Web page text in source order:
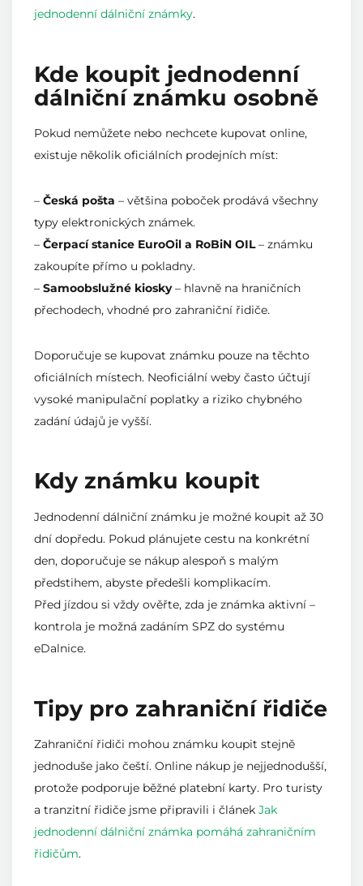
jednodenní dálniční známky.
Kde koupit jednodenní
dálniční známku osobně
Pokud nemůžete nebo nechcete kupovat online,
existuje několik oficiálních prodejních míst:
– Česká pošta – většina poboček prodává všechny
typy elektronických známek.
– Čerpací stanice EuroOil a RoBiN OIL– známku
zakoupíte přímo u pokladny.
– Samoobslužné kiosky– hlavně na hraničních
přechodech, vhodné pro zahraniční řidiče.
Doporučuje se kupovat známku pouze na těchto
oficiálních místech. Neoficiální weby často účtují
vysoké manipulační poplatky a riziko chybného
zadání údajů je vyšší.
Kdy známku koupit
Jednodenní dálniční známku je možné koupit až 30
dní dopředu. Pokud plánujete cestu na konkrétní
den, doporučuje se nákup alespoň s malým
předstihem, abyste předešli komplikacím.
Před jízdou si vždy ověřte, zda je známka aktivní –
kontrola je možná zadáním SPZ do systému
eDalnice.
Tipy pro zahraniční řidiče
Zahraniční řidiči mohou známku koupit stejně
jednoduše jako čeští. Online nákup je nejjednodušší,
protože podporuje běžné platební karty. Pro turisty
a tranzitní řidiče jsme připravili i článek Jak
jednodenní dálniční známka pomáhá zahraničním
řidičům.